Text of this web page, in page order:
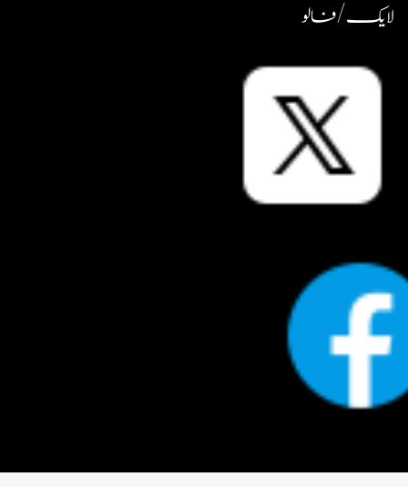
لایک / فالو